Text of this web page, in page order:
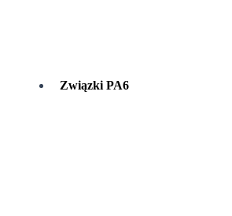
Związki PA6